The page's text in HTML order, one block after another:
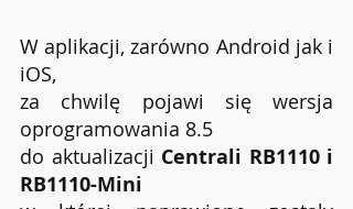
W aplikacji, zarówno Android jak i
iOS,
za chwilę pojawi się wersja
oprogramowania 8.5
do aktualizacji Centrali RB1110 i
RB1110-Mini